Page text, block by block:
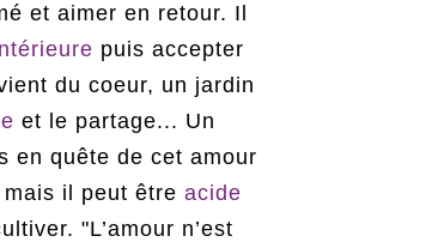
et aimer en retour. Il
puis accepter
du coeur, un jardin
et le partage... Un
en quête de cet amour
mais il peut être acide
"L’amour n’est